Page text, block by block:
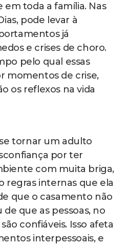
em toda a família. Nas
pode levar à
já
e crises de choro.
pelo qual essas
momentos de crise,
os reflexos na vida
tornar um adulto
por ter
com muita briga,
regras internas que ela
que o casamento não
que as pessoas, no
confiáveis. Isso afeta
interpessoais, e